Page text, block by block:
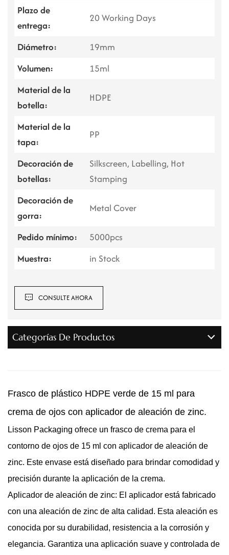
Plazo de
entrega:
20 Working Days
Diámetro:
19mm
Volumen:
15ml
Material de la
botella:
HDPE
Material de la
tapa:
PP
Decoración de
botellas:
Silkscreen, Labelling, Hot
Stamping
Decoración de
gorra:
Metal Cover
Pedido mínimo:
5000pcs
Muestra:
in Stock
CONSULTE AHORA
Categorías De Productos
Frasco de plástico HDPE verde de 15 ml para
crema de ojos con aplicador de aleación de zinc.
Lisson Packaging ofrece un frasco de crema para el
contorno de ojos de 15 ml con aplicador de aleación de
zinc. Este envase está diseñado para brindar comodidad y
precisión durante la aplicación de la crema.
Aplicador de aleación de zinc: El aplicador está fabricado
con una aleación de zinc de alta calidad. Esta aleación es
conocida por su durabilidad, resistencia a la corrosión y
elegancia. Garantiza una aplicación suave y controlada de